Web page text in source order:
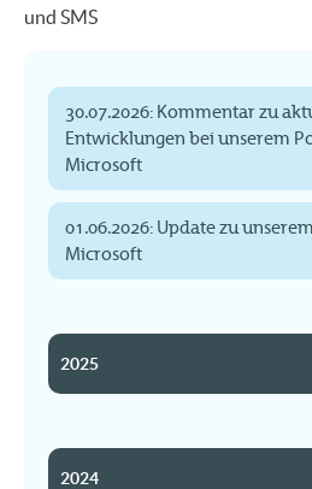
und SMS
30.07.2026: Kommentar zu
Entwicklungen bei unserem
Microsoft
01.06.2026: Update zu
Microsoft
2025
2024